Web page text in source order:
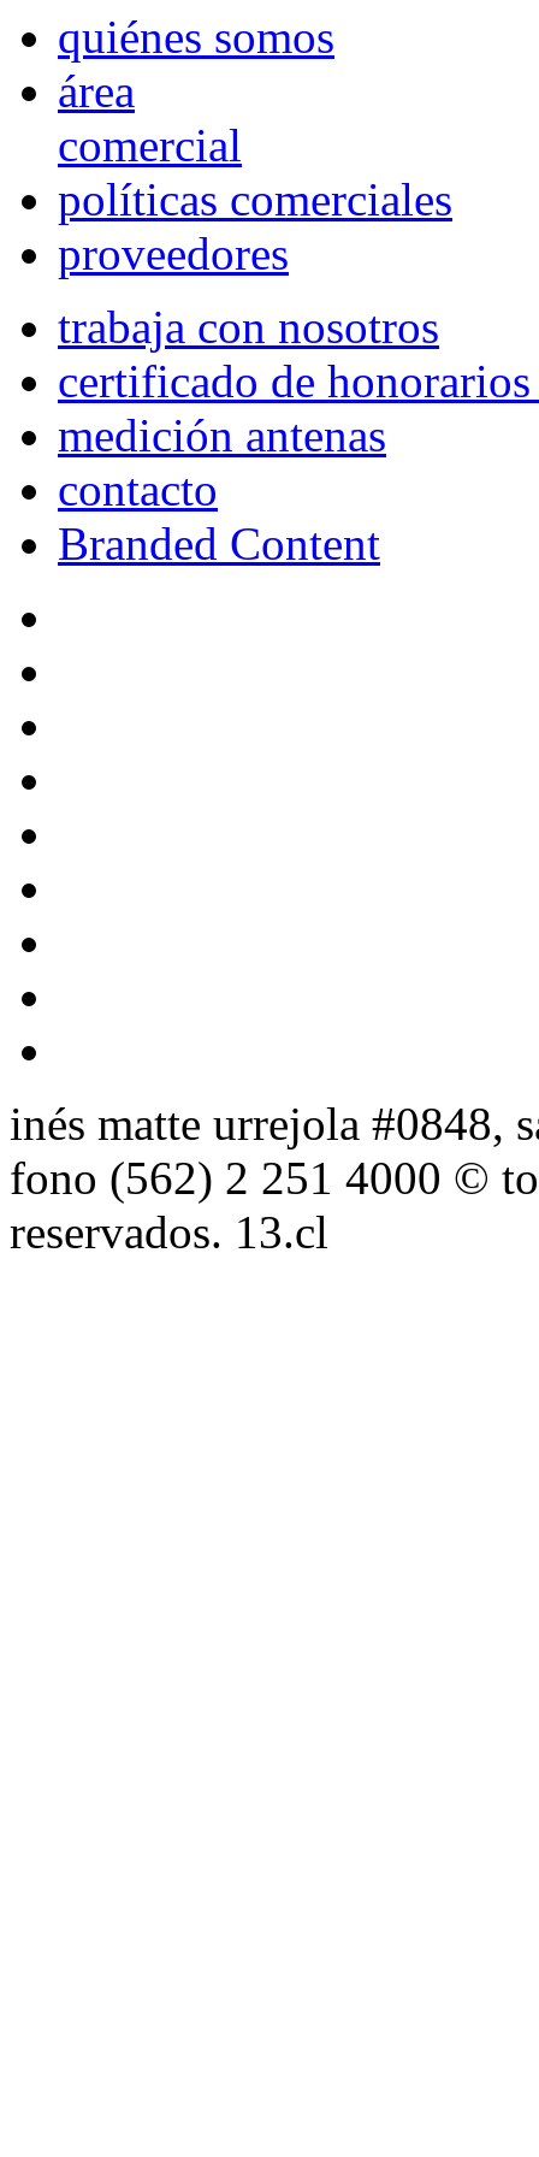
quiénes somos
área
comercial
políticas comerciales
proveedores
trabaja con nosotros
certificado de
medición antenas
contacto
Branded Content
inés matte urrejola #0848,
fono (562) 2 251 4000 ©
reservados. 13.cl